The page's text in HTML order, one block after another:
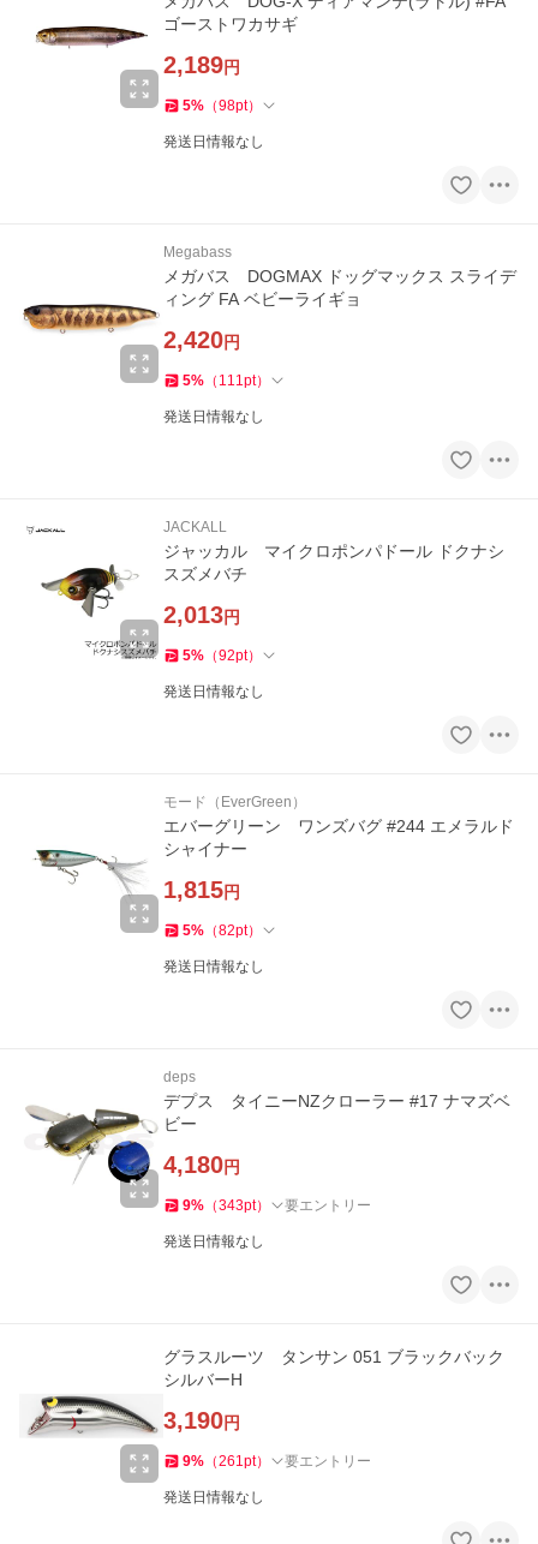
ゴーストワカサギ
2,189円
5% （98pt）
発送日情報なし
Megabass
メガバス DOGMAX ドッグマックス スライデ
ィング FA ベビーライギョ
2,420円
5% （ 111pt）
発送日情報なし
JACKALL
ジャッカル マイクロポンパドール ドクナシ
スズメバチ
2,013円
5% （92pt）
発送日情報なし
モード（EverGreen）
エバーグリーン ワンズバグ #244 エメラルド
シャイナー
1,815円
5% （82pt）
発送日情報なし
deps
デプス タイニーNZクローラー #17 ナマズベ
ビー
4,180円
9% （343pt） 要エントリー
発送日情報なし
グラスルーツ タンサン 051 ブラックバック
シルバーH
3,190円
9% （261pt） 要エントリー
発送日情報なし